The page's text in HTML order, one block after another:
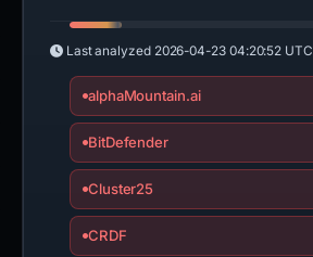
Last analyzed 2026-04-23 04:20:52 UTC
alphaMountain.ai
BitDefender
Cluster25
CRDF